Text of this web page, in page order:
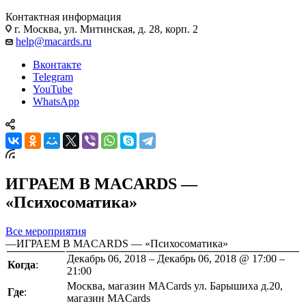
Контактная информация
г. Москва, ул. Митинская, д. 28, корп. 2
help@macards.ru
Вконтакте
Telegram
YouTube
WhatsApp
ИГРАЕМ В MACARDS —
«Психосоматика»
Все мероприятия
—ИГРАЕМ В MACARDS — «Психосоматика»
Когда:
Декабрь 06, 2018 – Декабрь 06, 2018 @ 17:00 –
21:00
Где:
Москва, магазин MACards ул. Барышиха д.20,
магазин MACards